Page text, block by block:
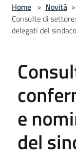
Home > Novità >
Consulte di
delegati del sindaco
e
del